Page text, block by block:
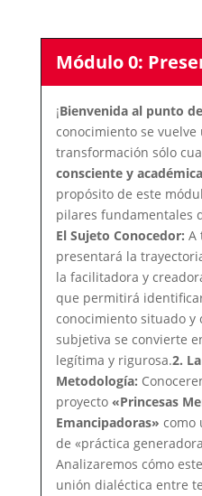
Módulo 0:
¡Bienvenida al punto
conocimiento se
transformación sólo
consciente y
propósito de este
pilares fundamentales
El Sujeto Conocedor: A
presentará la
la facilitadora y
que permitirá
conocimiento situado y
subjetiva se convierte
legítima y rigurosa.2.
Metodología:
proyecto «Princesas
Emancipadoras» como
de «práctica
Analizaremos cómo
unión dialéctica entre